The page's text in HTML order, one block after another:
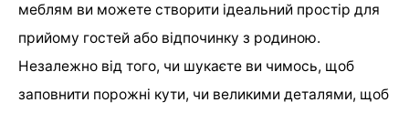
меблям ви можете створити ідеальний простір для
прийому гостей або відпочинку з родиною.
Незалежно від того, чи шукаєте ви чимось, щоб
заповнити порожні кути, чи великими деталями, щоб